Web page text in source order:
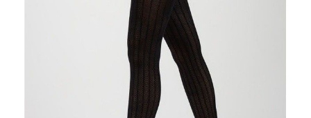
• rajstopy, w których łatwo stanąć w centrum uwagi.